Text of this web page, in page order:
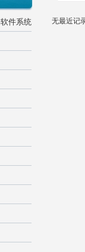
件系统 无最近记